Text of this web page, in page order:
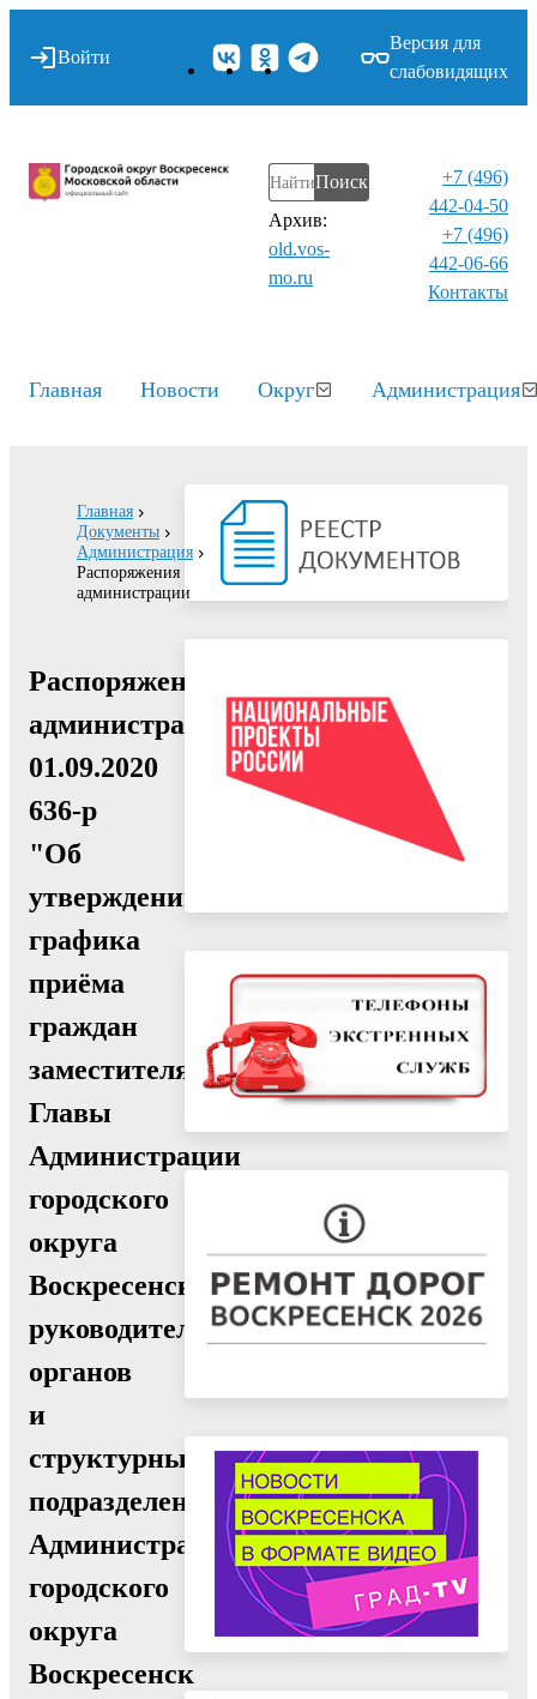
Войти
Версия для
слабовидящих
Поиск
Архив:
old.vos-
mo.ru
+7 (496)
442-04-50
+7 (496)
442-06-66
Контакты⁠
Главная Новости Округ Администрация
Главная
Документы
Администрация
Распоряжения
администрации
Распоряжение
администрации
01.09.2020
636-р
"Об
утверждении
графика
приёма
граждан
заместителями
Главы
Администрации
городского
округа
Воскресенск,
руководителями
органов
и
структурных
подразделений
Администрации
городского
округа
Воскресенск